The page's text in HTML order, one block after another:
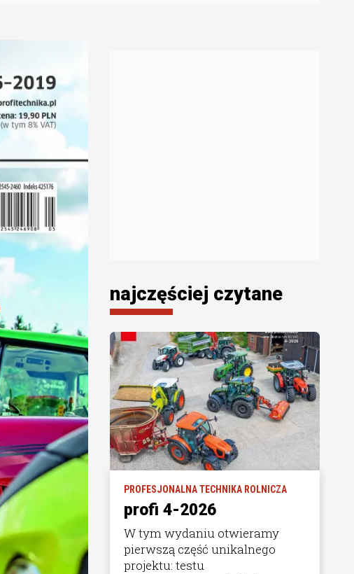
najczęściej czytane
PROFESJONALNA TECHNIKA ROLNICZA
profi 4-2026
W tym wydaniu otwieramy
pierwszą część unikalnego
projektu: testu